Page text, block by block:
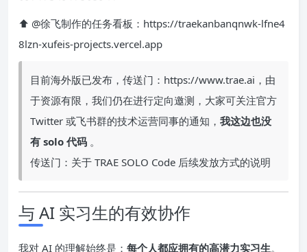
⬆️ @徐飞制作的任务看板：https://traekanbanqnwk-lfne4
8lzn-xufeis-projects.vercel.app
目前海外版已发布，传送门：https://www.trae.ai，由
于资源有限，我们仍在进行定向邀测，大家可关注官方
Twitter 或飞书群的技术运营同事的通知， 我这边也没
有 solo 代码 。
传送门：关于 TRAE SOLO Code 后续发放方式的说明
与 AI 实习生的有效协作
我对 AI 的理解始终是： 每个人都应拥有的高潜力实习生。